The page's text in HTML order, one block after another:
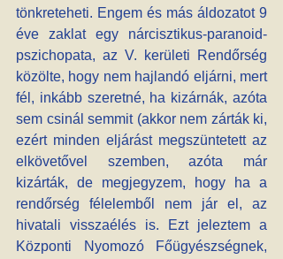
tönkreteheti. Engem és más áldozatot 9
éve zaklat egy nárcisztikus-paranoid-
pszichopata, az V. kerületi Rendőrség
közölte, hogy nem hajlandó eljárni, mert
fél, inkább szeretné, ha kizárnák, azóta
sem csinál semmit (akkor nem zárták ki,
ezért minden eljárást megszüntetett az
elkövetővel szemben, azóta már
kizárták, de megjegyzem, hogy ha a
rendőrség félelemből nem jár el, az
hivatali visszaélés is. Ezt jeleztem a
Központi Nyomozó Főügyészségnek,